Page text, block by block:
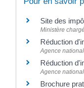
Site des
Ministère
Réduction
Agence
Réduction
Agence
Brochure